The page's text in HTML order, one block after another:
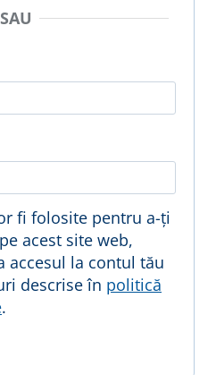
SAU
fi folosite pentru a-ți
acest site web,
accesul la contul tău
descrise în politică
.